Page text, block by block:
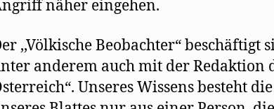
näher eingehen.
,,Völkische Beobachter“ beschäftigt
anderem auch mit der Redaktion
Unseres Wissens besteht